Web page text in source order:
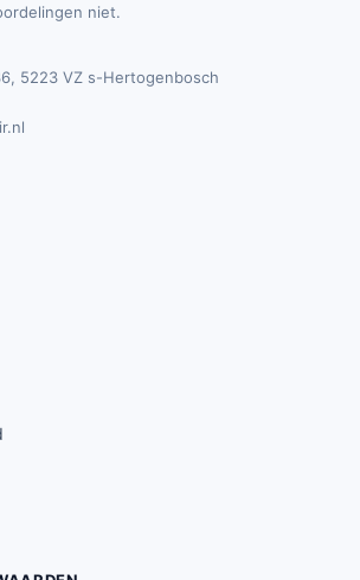
niet.
5223 VZ s-Hertogenbosch